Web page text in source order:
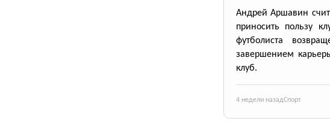
Андрей Аршавин
приносить пользу
футболиста
завершением
клуб.
4 недели назадСпорт